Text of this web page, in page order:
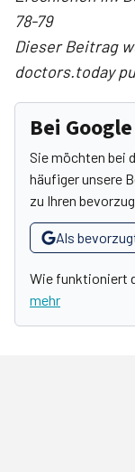
78-79
Dieser Beitrag
doctors.today
Bei
Sie möchten bei
häufiger unsere
zu Ihren
Als
Wie funktioniert
mehr